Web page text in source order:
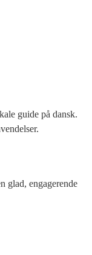
guide på dansk.
glad, engagerende